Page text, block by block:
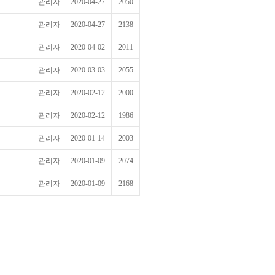
관리자 2020-04-27 2050
관리자 2020-04-27 2138
관리자 2020-04-02 2011
관리자 2020-03-03 2055
관리자 2020-02-12 2000
관리자 2020-02-12 1986
관리자 2020-01-14 2003
관리자 2020-01-09 2074
관리자 2020-01-09 2168